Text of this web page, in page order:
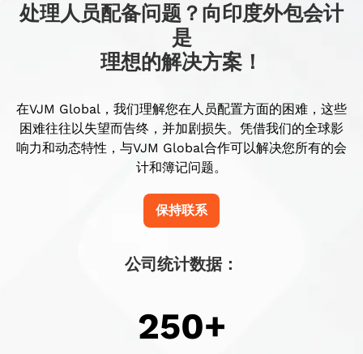
处理人员配备问题？向印度外包会计
是
理想的解决方案！
在VJM Global，我们理解您在人员配置方面的困难，这些
困难往往以失望而告终，并加剧损失。凭借我们的全球影
响力和动态特性，与VJM Global合作可以解决您所有的会
计和簿记问题。
保持联系
公司统计数据：
250+